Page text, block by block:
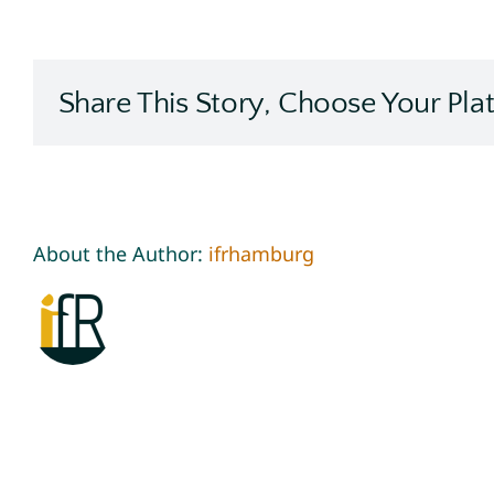
Share This Story, Choose Your
About the Author: ifrhamburg